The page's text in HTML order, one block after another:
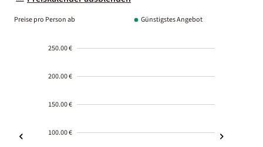
Preise pro Person ab Günstigstes Angebot
250.00 €
200.00 €
150.00 €
100.00 €